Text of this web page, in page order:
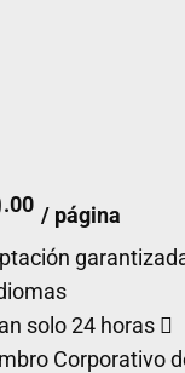
.00 / página
solo 24 horas
Corporativo